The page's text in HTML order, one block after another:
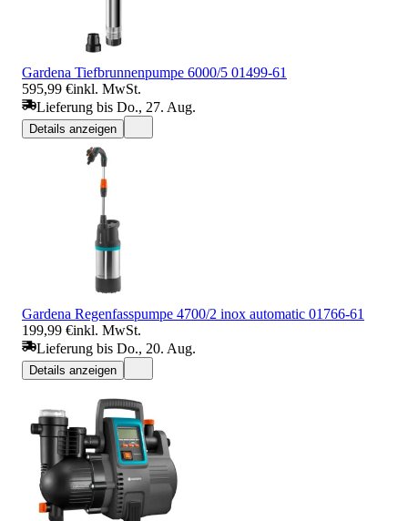
Gardena Tiefbrunnenpumpe 6000/5 01499-61
595,99 €inkl. MwSt.
Lieferung bis Do., 27. Aug.
Details anzeigen
Gardena Regenfasspumpe 4700/2 inox automatic 01766-61
199,99 €inkl. MwSt.
Lieferung bis Do., 20. Aug.
Details anzeigen